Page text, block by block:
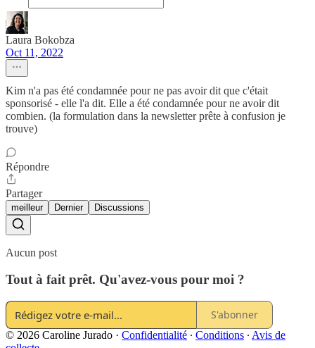
Laura Bokobza
Oct 11, 2022
Kim n'a pas été condamnée pour ne pas avoir dit que c'était
sponsorisé - elle l'a dit. Elle a été condamnée pour ne avoir dit
combien. (la formulation dans la newsletter prête à confusion je
trouve)
Répondre
Partager
meilleur Dernier Discussions
Aucun post
Tout à fait prêt. Qu'avez-vous pour moi ?
S'abonner
© 2026 Caroline Jurado · Confidentialité ∙ Conditions ∙ Avis de